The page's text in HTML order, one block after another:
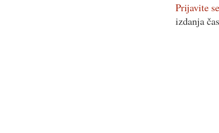
Prijavite
izdanja